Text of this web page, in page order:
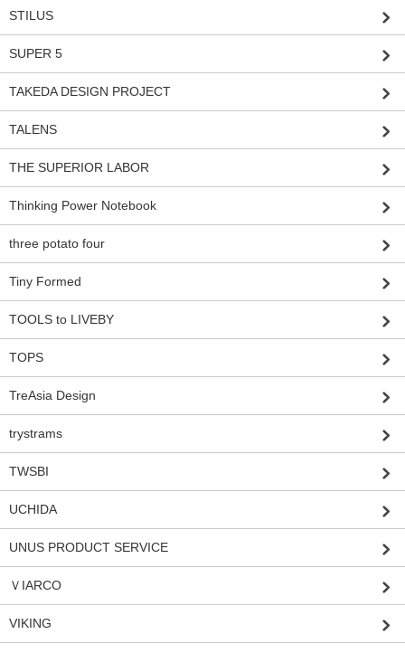
STILUS
SUPER 5
TAKEDA DESIGN PROJECT
TALENS
THE SUPERIOR LABOR
Thinking Power Notebook
three potato four
Tiny Formed
TOOLS to LIVEBY
TOPS
TreAsia Design
trystrams
TWSBI
UCHIDA
UNUS PRODUCT SERVICE
ＶIARCO
VIKING